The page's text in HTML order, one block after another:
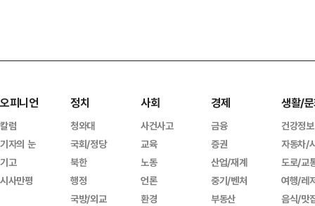
오피니언
칼럼
기자의 눈
기고
시사만평
정치
청와대
국회/정당
북한
행정
국방/외교
사회
사건사고
교육
노동
언론
환경
경제
금융
증권
산업/재계
중기/벤처
부동산
생활/
건강정보
자동차/
도로/교
여행/레
음식/맛